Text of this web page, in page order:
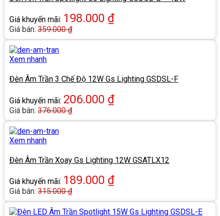
Giá khuyến mãi: 198.000 ₫
Giá bán: 359.000₫
Xem nhanh
Đèn Âm Trần 3 Chế Độ 12W Gs Lighting GSDSL-F
Giá khuyến mãi: 206.000 ₫
Giá bán: 376.000₫
Xem nhanh
Đèn Âm Trần Xoay Gs Lighting 12W GSATLX12
Giá khuyến mãi: 189.000 ₫
Giá bán: 315.000₫